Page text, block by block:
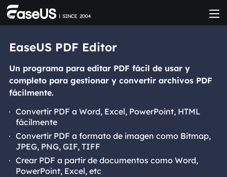
EaseUS PDF Editor
Un programa para editar PDF fácil de usar y
completo para gestionar y convertir archivos PDF
fácilmente.
Convertir PDF a Word, Excel, PowerPoint, HTML
fácilmente
Convertir PDF a formato de imagen como Bitmap,
JPEG, PNG, GIF, TIFF
Crear PDF a partir de documentos como Word,
PowerPoint, Excel, etc